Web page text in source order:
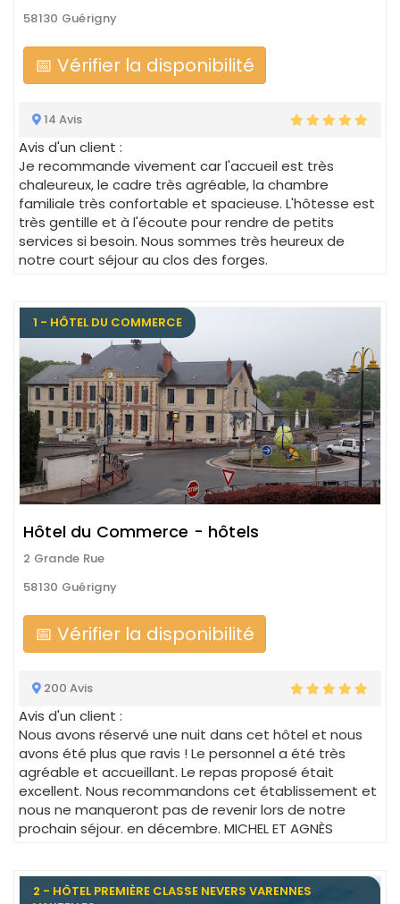
58130 Guérigny
📅 Vérifier la disponibilité
14 Avis
Avis d'un client :
Je recommande vivement car l'accueil est très
chaleureux, le cadre très agréable, la chambre
familiale très confortable et spacieuse. L'hôtesse est
très gentille et à l'écoute pour rendre de petits
services si besoin. Nous sommes très heureux de
notre court séjour au clos des forges.
1 - HÔTEL DU COMMERCE
Hôtel du Commerce - hôtels
2 Grande Rue
58130 Guérigny
📅 Vérifier la disponibilité
200 Avis
Avis d'un client :
Nous avons réservé une nuit dans cet hôtel et nous
avons été plus que ravis ! Le personnel a été très
agréable et accueillant. Le repas proposé était
excellent. Nous recommandons cet établissement et
nous ne manqueront pas de revenir lors de notre
prochain séjour. en décembre. MICHEL ET AGNÈS
2 - HÔTEL PREMIÈRE CLASSE NEVERS VARENNES